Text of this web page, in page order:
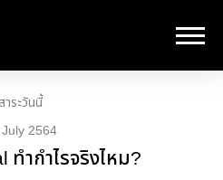
สาระวันนี้
2564
ทำกำไรจริงไหม?